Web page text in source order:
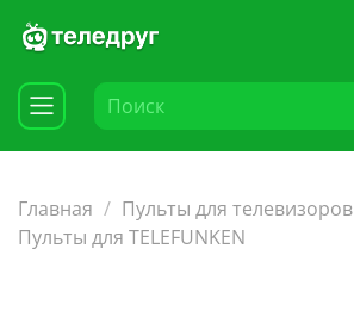
Главная
Пульты для телевизоров
Пульты для TELEFUNKEN